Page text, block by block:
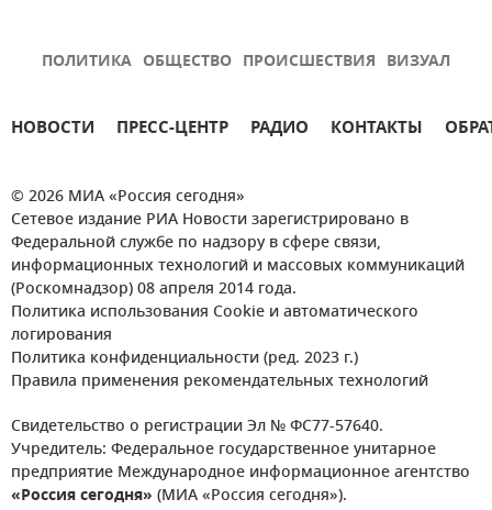
ПОЛИТИКА ОБЩЕСТВО ПРОИСШЕСТВИЯ ВИЗУАЛ
НОВОСТИ ПРЕСС-ЦЕНТР РАДИО КОНТАКТЫ
© 2026 МИА «Россия сегодня»
Сетевое издание РИА Новости зарегистрировано в
Федеральной службе по надзору в сфере связи,
информационных технологий и массовых коммуникаций
(Роскомнадзор) 08 апреля 2014 года.
Политика использования Cookie и автоматического
логирования
Политика конфиденциальности (ред. 2023 г.)
Правила применения рекомендательных технологий
Свидетельство о регистрации Эл № ФС77-57640.
Учредитель: Федеральное государственное унитарное
предприятие Международное информационное агентство
«Россия сегодня» (МИА «Россия сегодня»).